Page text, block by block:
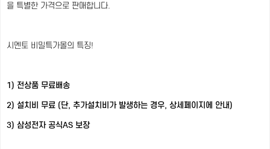
을 특별한 가격으로 판매합니다.
시멘토 비밀특가몰의 특징!
1) 전상품 무료배송
2) 설치비 무료 (단, 추가설치비가 발생하는 경우, 상세페이지에 안내)
3) 삼성전자 공식AS 보장